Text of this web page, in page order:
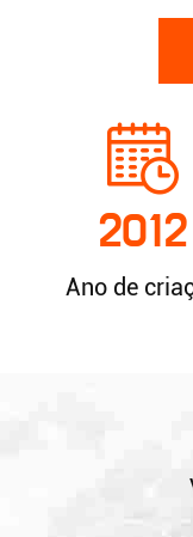
2012
Ano de